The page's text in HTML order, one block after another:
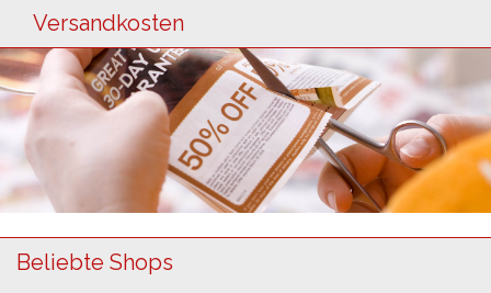
Versandkosten
Beliebte Shops